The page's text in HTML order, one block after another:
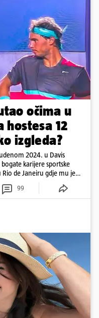
očima u
hostesa 12
izgleda?
2024. u Davis
karijere sportske
de Janeiru gdje mu je
99